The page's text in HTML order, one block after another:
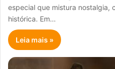
especial que mistura nostalgia,
histórica. Em…
Leia mais »